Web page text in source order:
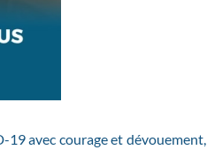
19 avec courage et dévouement,